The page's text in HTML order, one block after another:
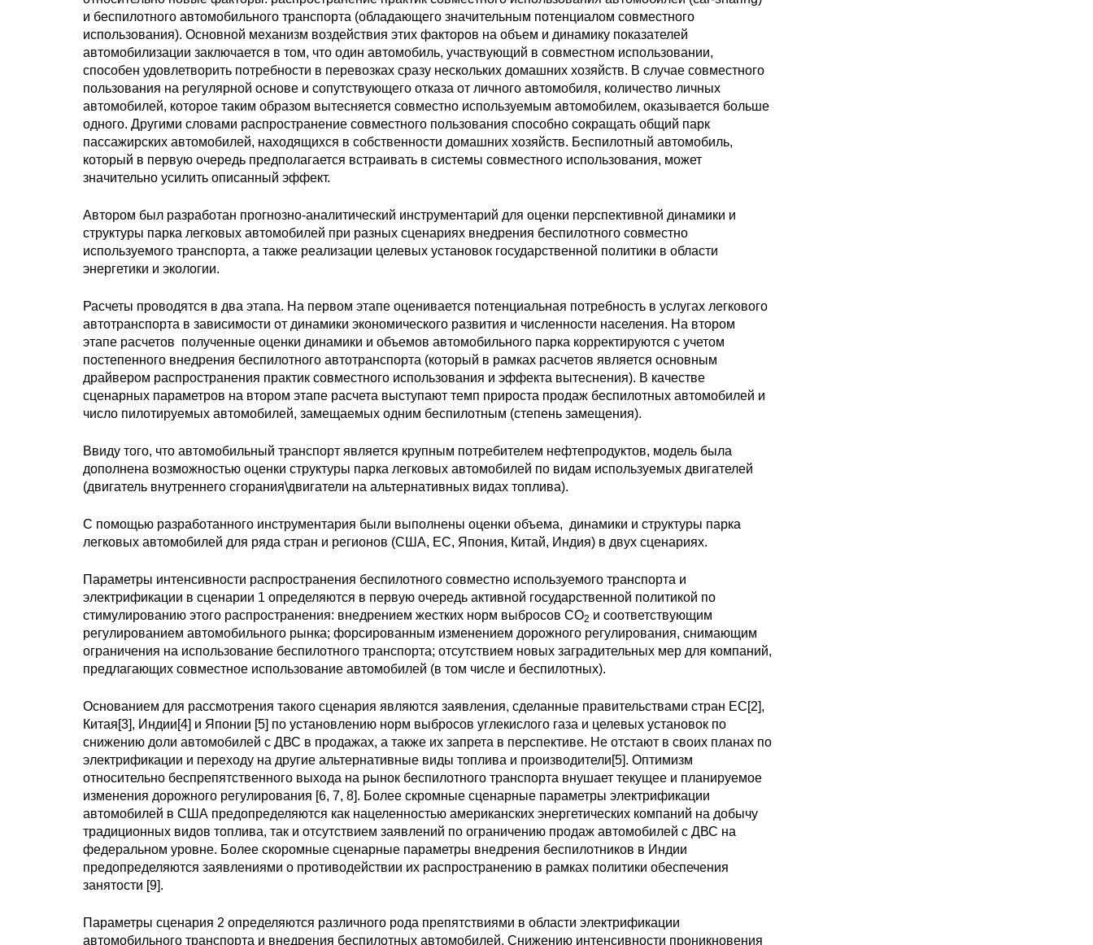
и беспилотного автомобильного транспорта (обладающего значительным потенциалом совместного
использования). Основной механизм воздействия этих факторов на объем и динамику показателей
автомобилизации заключается в том, что один автомобиль, участвующий в совместном использовании,
способен удовлетворить потребности в перевозках сразу нескольких домашних хозяйств. В случае совместного
пользования на регулярной основе и сопутствующего отказа от личного автомобиля, количество личных
автомобилей, которое таким образом вытесняется совместно используемым автомобилем, оказывается больше
одного. Другими словами распространение совместного пользования способно сокращать общий парк
пассажирских автомобилей, находящихся в собственности домашних хозяйств. Беспилотный автомобиль,
который в первую очередь предполагается встраивать в системы совместного использования, может
значительно усилить описанный эффект.
Автором был разработан прогнозно-аналитический инструментарий для оценки перспективной динамики и
структуры парка легковых автомобилей при разных сценариях внедрения беспилотного совместно
используемого транспорта, а также реализации целевых установок государственной политики в области
энергетики и экологии.
Расчеты проводятся в два этапа. На первом этапе оценивается потенциальная потребность в услугах легкового
автотранспорта в зависимости от динамики экономического развития и численности населения. На втором
этапе расчетов полученные оценки динамики и объемов автомобильного парка корректируются с учетом
постепенного внедрения беспилотного автотранспорта (который в рамках расчетов является основным
драйвером распространения практик совместного использования и эффекта вытеснения). В качестве
сценарных параметров на втором этапе расчета выступают темп прироста продаж беспилотных автомобилей и
число пилотируемых автомобилей, замещаемых одним беспилотным (степень замещения).
Ввиду того, что автомобильный транспорт является крупным потребителем нефтепродуктов, модель была
дополнена возможностью оценки структуры парка легковых автомобилей по видам используемых двигателей
(двигатель внутреннего сгорания\двигатели на альтернативных видах топлива).
С помощью разработанного инструментария были выполнены оценки объема, динамики и структуры парка
легковых автомобилей для ряда стран и регионов (США, ЕС, Япония, Китай, Индия) в двух сценариях.
Параметры интенсивности распространения беспилотного совместно используемого транспорта и
электрификации в сценарии 1 определяются в первую очередь активной государственной политикой по
стимулированию этого распространения: внедрением жестких норм выбросов CO2 и соответствующим
регулированием автомобильного рынка; форсированным изменением дорожного регулирования, снимающим
ограничения на использование беспилотного транспорта; отсутствием новых заградительных мер для компаний,
предлагающих совместное использование автомобилей (в том числе и беспилотных).
Основанием для рассмотрения такого сценария являются заявления, сделанные правительствами стран ЕС[2],
Китая[3], Индии[4] и Японии [5] по установлению норм выбросов углекислого газа и целевых установок по
снижению доли автомобилей с ДВС в продажах, а также их запрета в перспективе. Не отстают в своих планах по
электрификации и переходу на другие альтернативные виды топлива и производители[5]. Оптимизм
относительно беспрепятственного выхода на рынок беспилотного транспорта внушает текущее и планируемое
изменения дорожного регулирования [6, 7, 8]. Более скромные сценарные параметры электрификации
автомобилей в США предопределяются как нацеленностью американских энергетических компаний на добычу
традиционных видов топлива, так и отсутствием заявлений по ограничению продаж автомобилей с ДВС на
федеральном уровне. Более скоромные сценарные параметры внедрения беспилотников в Индии
предопределяются заявлениями о противодействии их распространению в рамках политики обеспечения
занятости [9].
Параметры сценария 2 определяются различного рода препятствиями в области электрификации
автомобильного транспорта и внедрения беспилотных автомобилей. Снижению интенсивности проникновения